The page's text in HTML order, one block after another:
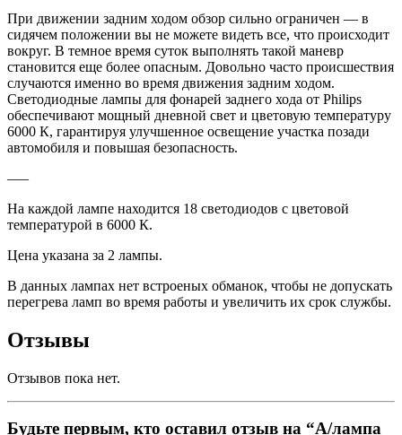
При движении задним ходом обзор сильно ограничен — в
сидячем положении вы не можете видеть все, что происходит
вокруг. В темное время суток выполнять такой маневр
становится еще более опасным. Довольно часто происшествия
случаются именно во время движения задним ходом.
Светодиодные лампы для фонарей заднего хода от Philips
обеспечивают мощный дневной свет и цветовую температуру
6000 К, гарантируя улучшенное освещение участка позади
автомобиля и повышая безопасность.
—–
На каждой лампе находится 18 светодиодов с цветовой
температурой в 6000 К.
Цена указана за 2 лампы.
В данных лампах нет встроеных обманок, чтобы не допускать
перегрева ламп во время работы и увеличить их срок службы.
Отзывы
Отзывов пока нет.
Будьте первым, кто оставил отзыв на “А/лампа